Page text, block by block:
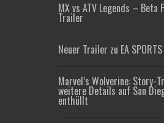
MX vs ATV Legends – Beta
Trailer
Neuer Trailer zu EA SPORTS
Marvel’s Wolverine: Story-
weitere Details auf San
enthüllt